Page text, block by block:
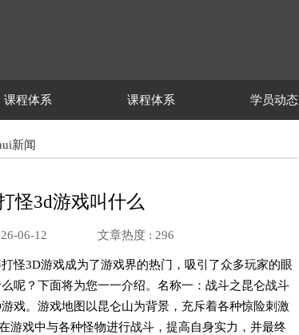
课程体系 课程体系 学员动态
新闻
怪3d游戏叫什么
06-12 文章热度 : 296
怪3D游戏成为了游戏界的热门，吸引了众多玩家的眼
呢？下面将为您一一介绍。名称一：战斗之昆仑战斗
戏。游戏地图以昆仑山为背景，充斥着各种惊险刺激
游戏中与各种怪物进行战斗，提高自身实力，并最终